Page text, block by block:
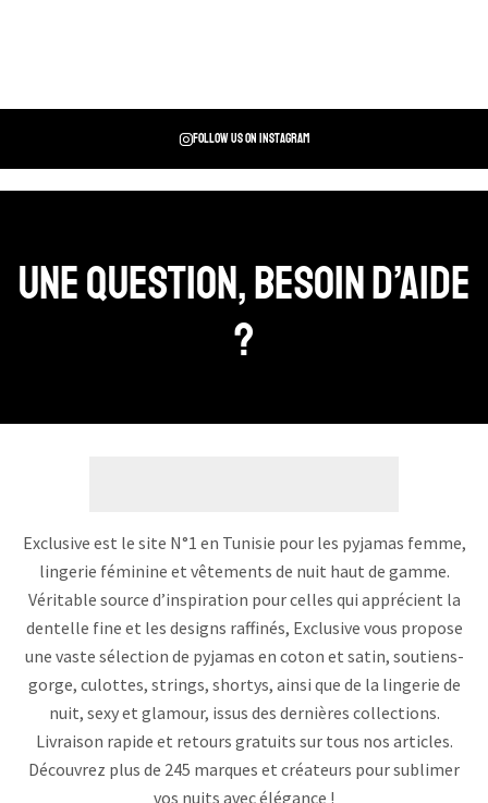
Follow us on instagram
Une question, Besoin d’aide
?
Exclusive est le site N°1 en Tunisie pour les pyjamas femme,
lingerie féminine et vêtements de nuit haut de gamme.
Véritable source d’inspiration pour celles qui apprécient la
dentelle fine et les designs raffinés, Exclusive vous propose
une vaste sélection de pyjamas en coton et satin, soutiens-
gorge, culottes, strings, shortys, ainsi que de la lingerie de
nuit, sexy et glamour, issus des dernières collections.
Livraison rapide et retours gratuits sur tous nos articles.
Découvrez plus de 245 marques et créateurs pour sublimer
vos nuits avec élégance !